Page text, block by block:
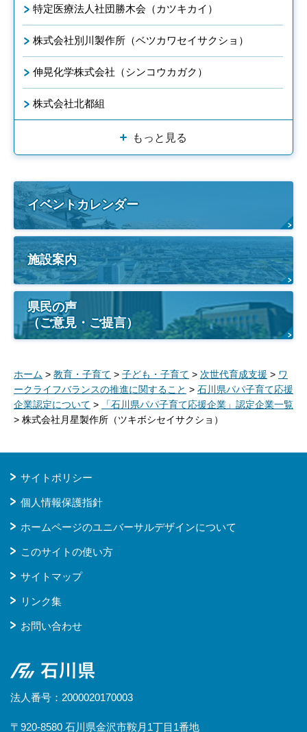
特定医療法人社団勝木会（カツキカイ）
株式会社別川製作所（ベツカワセイサクショ）
伸晃化学株式会社（シンコウカガク）
株式会社北都組
もっと見る
イベントカレンダー
施設案内
県民の声
（ご意見・ご提言）
ホーム > 教育・子育て > 子ども・子育て > 次世代育成支援 > ワ
ークライフバランスの推進に関すること > 石川県パパ子育て応援
企業認定について >
「石川県パパ子育て応援企業」認定企業一覧
> 株式会社月星製作所（ツキボシセイサクショ）
サイトポリシー
個人情報保護指針
ホームページのユニバーサルデザインについて
このサイトの使い方
サイトマップ
リンク集
お問い合わせ
石川県
法人番号：2000020170003
〒920-8580 石川県金沢市鞍月1丁目1番地